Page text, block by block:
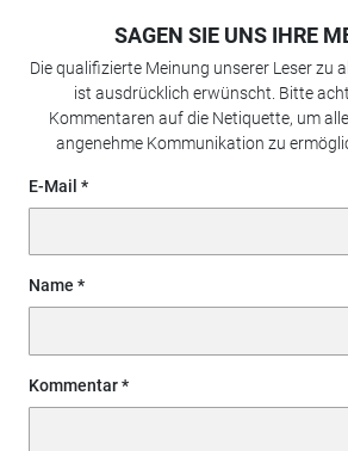
SAGEN SIE UNS IHRE
Die qualifizierte Meinung unserer Leser zu
ist ausdrücklich erwünscht. Bitte
Kommentaren auf die Netiquette, um
angenehme Kommunikation zu
E-Mail
Name
Kommentar